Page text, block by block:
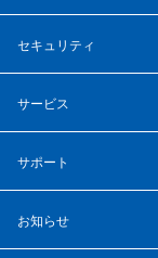
セキュリティ
サービス
サポート
お知らせ